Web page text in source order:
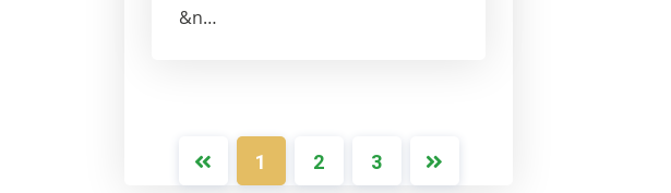
&n…
1 2 3